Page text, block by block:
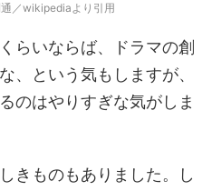
／wikipediaより引用
らいならば、ドラマの創
、という気もしますが、
のはやりすぎな気がしま
きものもありました。し